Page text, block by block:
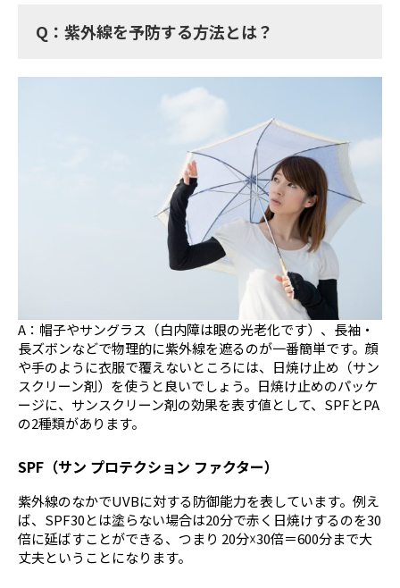
Q：紫外線を予防する方法とは？
A：帽子やサングラス（白内障は眼の光老化です）、長袖・
長ズボンなどで物理的に紫外線を遮るのが一番簡単です。顔
や手のように衣服で覆えないところには、日焼け止め（サン
スクリーン剤）を使うと良いでしょう。日焼け止めのパッケ
ージに、サンスクリーン剤の効果を表す値として、SPFとPA
の2種類があります。
SPF（サン プロテクション ファクター）
紫外線のなかでUVBに対する防御能力を表しています。例え
ば、SPF30とは塗らない場合は20分で赤く日焼けするのを30
倍に延ばすことができる、つまり 20分☓30倍＝600分まで大
丈夫ということになります。